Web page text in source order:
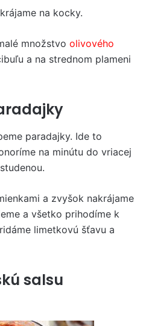
na kocky.
množstvo olivového
a na strednom plameni
paradajky. Ide to
na minútu do vriacej
a zvyšok nakrájame
a všetko prihodíme k
limetkovú šťavu a
salsu